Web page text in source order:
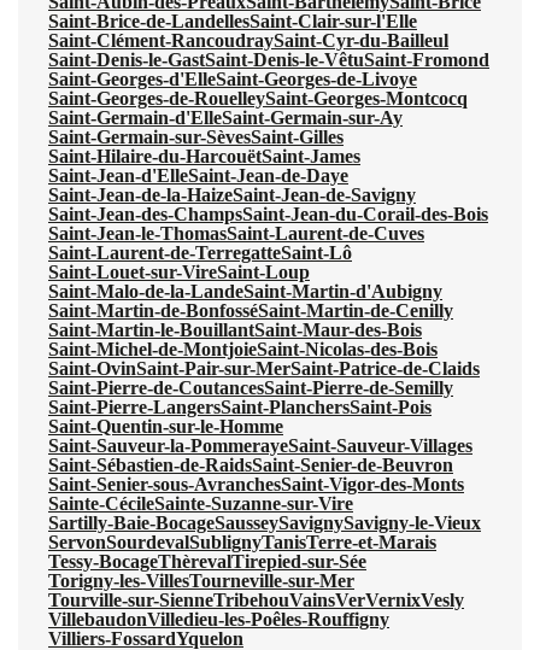
Saint-Brice-de-LandellesSaint-Clair-sur-l'Elle
Saint-Clément-RancoudraySaint-Cyr-du-Bailleul
Saint-Denis-le-GastSaint-Denis-le-VêtuSaint-Fromond
Saint-Georges-d'ElleSaint-Georges-de-Livoye
Saint-Georges-de-RouelleySaint-Georges-Montcocq
Saint-Germain-d'ElleSaint-Germain-sur-Ay
Saint-Germain-sur-SèvesSaint-Gilles
Saint-Hilaire-du-HarcouëtSaint-James
Saint-Jean-d'ElleSaint-Jean-de-Daye
Saint-Jean-de-la-HaizeSaint-Jean-de-Savigny
Saint-Jean-des-ChampsSaint-Jean-du-Corail-des-Bois
Saint-Jean-le-ThomasSaint-Laurent-de-Cuves
Saint-Laurent-de-TerregatteSaint-Lô
Saint-Louet-sur-VireSaint-Loup
Saint-Malo-de-la-LandeSaint-Martin-d'Aubigny
Saint-Martin-de-BonfosséSaint-Martin-de-Cenilly
Saint-Martin-le-BouillantSaint-Maur-des-Bois
Saint-Michel-de-MontjoieSaint-Nicolas-des-Bois
Saint-OvinSaint-Pair-sur-MerSaint-Patrice-de-Claids
Saint-Pierre-de-CoutancesSaint-Pierre-de-Semilly
Saint-Pierre-LangersSaint-PlanchersSaint-Pois
Saint-Quentin-sur-le-Homme
Saint-Sauveur-la-PommerayeSaint-Sauveur-Villages
Saint-Sébastien-de-RaidsSaint-Senier-de-Beuvron
Saint-Senier-sous-AvranchesSaint-Vigor-des-Monts
Sainte-CécileSainte-Suzanne-sur-Vire
Sartilly-Baie-BocageSausseySavignySavigny-le-Vieux
ServonSourdevalSublignyTanisTerre-et-Marais
Tessy-BocageThèrevalTirepied-sur-Sée
Torigny-les-VillesTourneville-sur-Mer
Tourville-sur-SienneTribehouVainsVerVernixVesly
VillebaudonVilledieu-les-Poêles-Rouffigny
Villiers-FossardYquelon